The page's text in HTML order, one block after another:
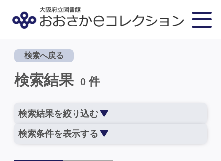
検索へ戻る
検索結果 0 件
検索結果を絞り込む
検索条件を表示する